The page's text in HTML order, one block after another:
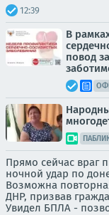
12:39
В
повод
Прямо сейчас враг
ночной удар по
Возможна
ДНР, призвав
Увидел БПЛА -